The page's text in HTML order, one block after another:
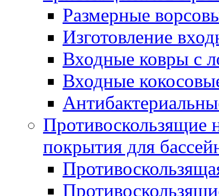
Размерные
Изготовление
Входные ковры с
Входные
Противоскользящие
покрытия для